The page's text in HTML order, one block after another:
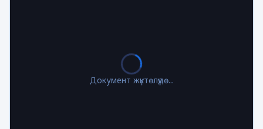
Документ жүктөлүүдө...